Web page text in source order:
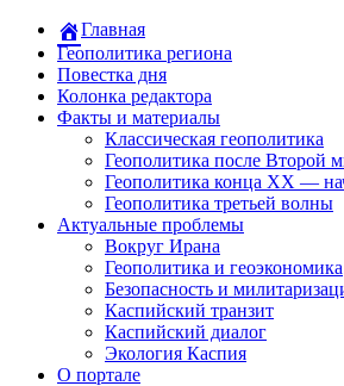
Главная
Геополитика региона
Повестка дня
Колонка редактора
Факты и материалы
Классическая геополитика
Геополитика после Второй
Геополитика конца XX —
Геополитика третьей волны
Актуальные проблемы
Вокруг Ирана
Геополитика и геоэкономика
Безопасность и
Каспийский транзит
Каспийский диалог
Экология Каспия
О портале